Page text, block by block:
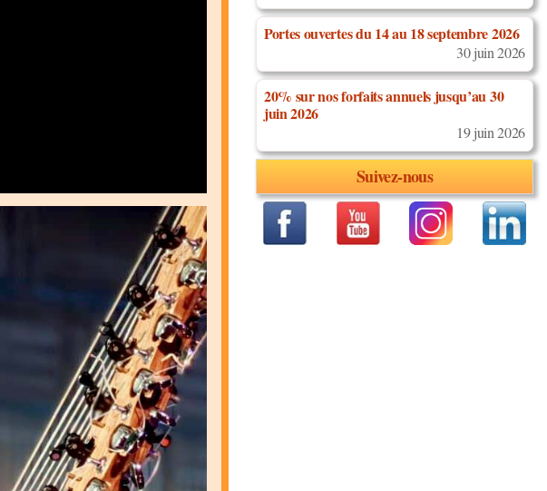
Portes ouvertes du 14 au 18 septembre 2026
30 juin 2026
20% sur nos forfaits annuels jusqu’au 30
juin 2026
19 juin 2026
Suivez-nous